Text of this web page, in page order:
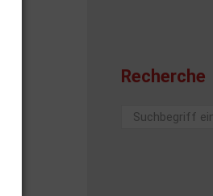
Recherche
Suchen